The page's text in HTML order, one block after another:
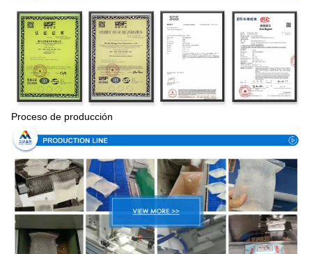
Proceso de producción